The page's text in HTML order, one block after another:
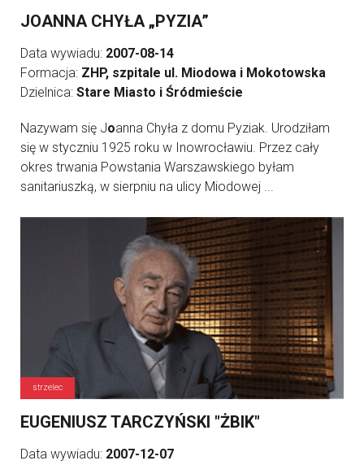
JOANNA CHYŁA „PYZIA”
Data wywiadu: 2007-08-14
Formacja: ZHP, szpitale ul. Miodowa i Mokotowska
Dzielnica: Stare Miasto i Śródmieście
Nazywam się Joanna Chyła z domu Pyziak. Urodziłam
się w styczniu 1925 roku w Inowrocławiu. Przez cały
okres trwania Powstania Warszawskiego byłam
sanitariuszką, w sierpniu na ulicy Miodowej ...
strzelec
EUGENIUSZ TARCZYŃSKI "ŻBIK"
Data wywiadu: 2007-12-07